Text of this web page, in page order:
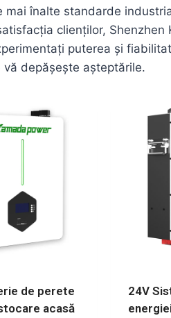
înalte standarde
clienților,
puterea și
depășește așteptările.
de perete
acasă
24V